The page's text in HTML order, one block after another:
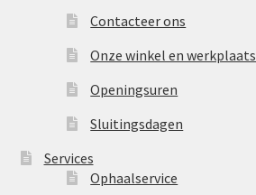
Contacteer ons
Onze winkel en werkplaats
Openingsuren
Sluitingsdagen
Services
Ophaalservice